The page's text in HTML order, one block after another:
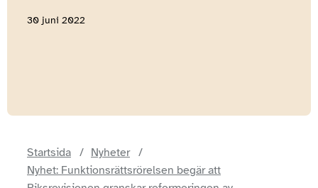
30 juni 2022
Startsida
Nyheter
Nyhet: Funktionsrättsrörelsen begär att